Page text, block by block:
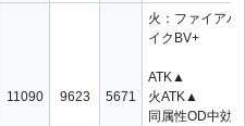
11090 9623 5671
火：ファイアパ
イクBV+
ATK▲
火ATK▲
同属性OD中効